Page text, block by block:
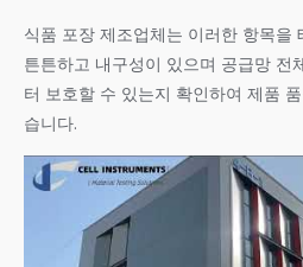
식품 포장 제조업체는 이러한 항목을
튼튼하고 내구성이 있으며 공급망 전
터 보호할 수 있는지 확인하여 제품
습니다.